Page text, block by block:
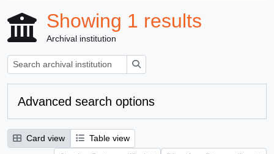
Showing 1 results
Archival institution
Advanced search options
Card view
Table view